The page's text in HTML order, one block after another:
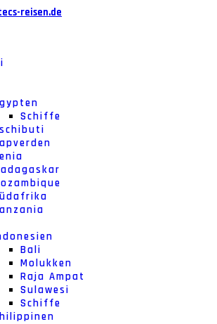
Schiffe
Bali
Molukken
Raja Ampat
Sulawesi
Schiffe